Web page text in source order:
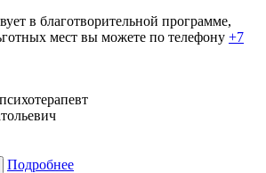
в благотворительной программе,
мест вы можете по телефону +7
Подробнее